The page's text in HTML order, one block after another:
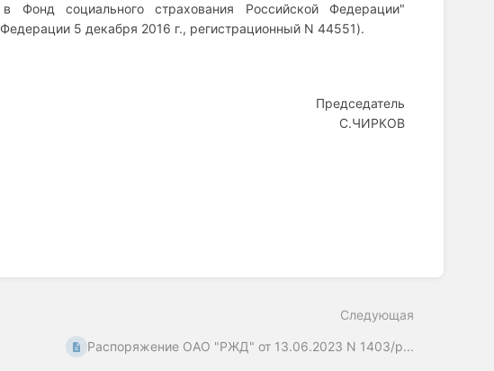
Фонд социального страхования Российской Федерации"
5 декабря 2016 г., регистрационный N 44551).
Председатель
С.ЧИРКОВ
Следующая
Распоряжение ОАО "РЖД" от 13.06.2023 N 1403/р...